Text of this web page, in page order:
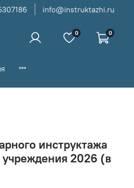
info@instruktazhi.ru
0 0
инструктажа
учреждения 2026 (в